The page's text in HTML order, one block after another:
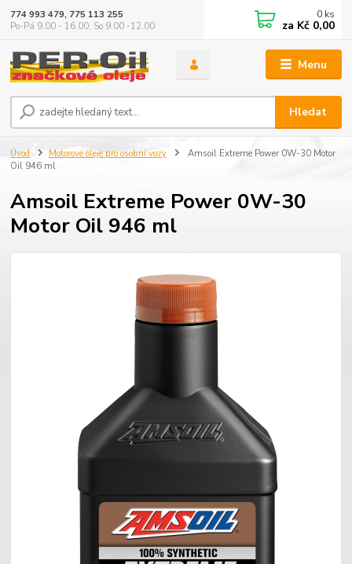
Menu
Hledat
774 993 479, 775 113 255
Po-Pá 9.00 - 16.00, So 9.00 -12.00
0 ks
za Kč 0,00
Úvod Motorové oleje pro osobní vozy
Amsoil Extreme Power 0W-30 Motor
Oil 946 ml
Amsoil Extreme Power 0W-30
Motor Oil 946 ml